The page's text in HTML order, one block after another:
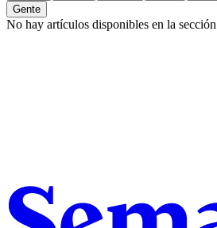
Gente
No hay artículos disponibles en la sección